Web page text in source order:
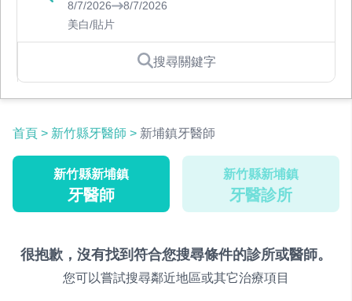
8/7/2026
8/7/2026
美白/貼片
搜尋關鍵字
首頁 > 新竹縣牙醫師 > 新埔鎮牙醫師
新竹縣新埔鎮
牙醫師
新竹縣新埔鎮
牙醫診所
很抱歉，沒有找到符合您搜尋條件的診所或醫師。
您可以嘗試搜尋鄰近地區或其它治療項目